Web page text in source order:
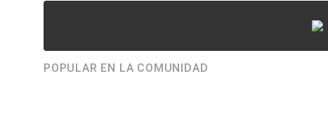
POPULAR EN LA COMUNIDAD